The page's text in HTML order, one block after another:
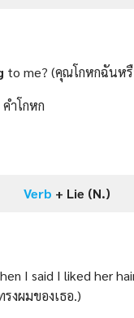
to me? (คุณโกหกฉันห
ำโกหก
Verb + Lie (N.)
I said I liked her
งผมของเธอ.)